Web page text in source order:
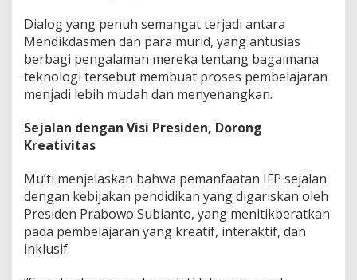
Dialog yang penuh semangat terjadi antara
Mendikdasmen dan para murid, yang antusias
berbagi pengalaman mereka tentang bagaimana
teknologi tersebut membuat proses pembelajaran
menjadi lebih mudah dan menyenangkan.
Sejalan dengan Visi Presiden, Dorong
Kreativitas
Mu’ti menjelaskan bahwa pemanfaatan IFP sejalan
dengan kebijakan pendidikan yang digariskan oleh
Presiden Prabowo Subianto, yang menitikberatkan
pada pembelajaran yang kreatif, interaktif, dan
inklusif.